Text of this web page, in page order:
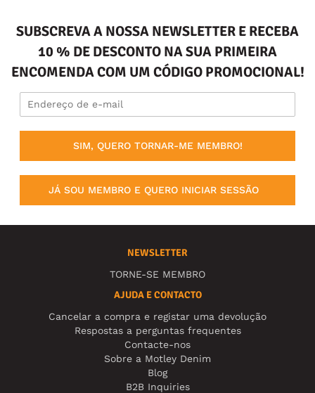
SUBSCREVA A NOSSA NEWSLETTER E RECEBA
10 % DE DESCONTO NA SUA PRIMEIRA
ENCOMENDA COM UM CÓDIGO PROMOCIONAL!
SIM, QUERO TORNAR-ME MEMBRO!
JÁ SOU MEMBRO E QUERO INICIAR SESSÃO
NEWSLETTER
TORNE-SE MEMBRO
AJUDA E CONTACTO
Cancelar a compra e registar uma devolução
Respostas a perguntas frequentes
Contacte-nos
Sobre a Motley Denim
Blog
B2B Inquiries